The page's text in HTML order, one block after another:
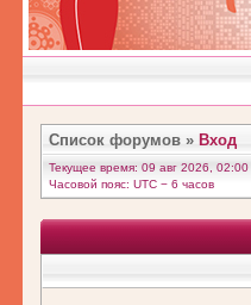
Список форумов » Вход
Текущее время: 09 авг 2026, 02:00
Часовой пояс: UTC − 6 часов